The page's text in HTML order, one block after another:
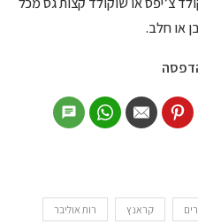
או חלב.
קראנץ רות אוליבר